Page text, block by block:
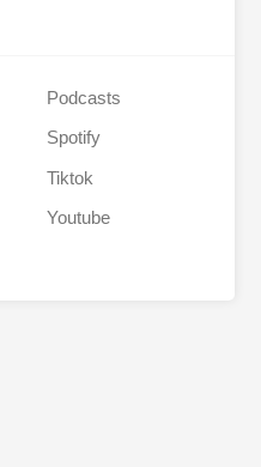
Podcasts
Spotify
Tiktok
Youtube